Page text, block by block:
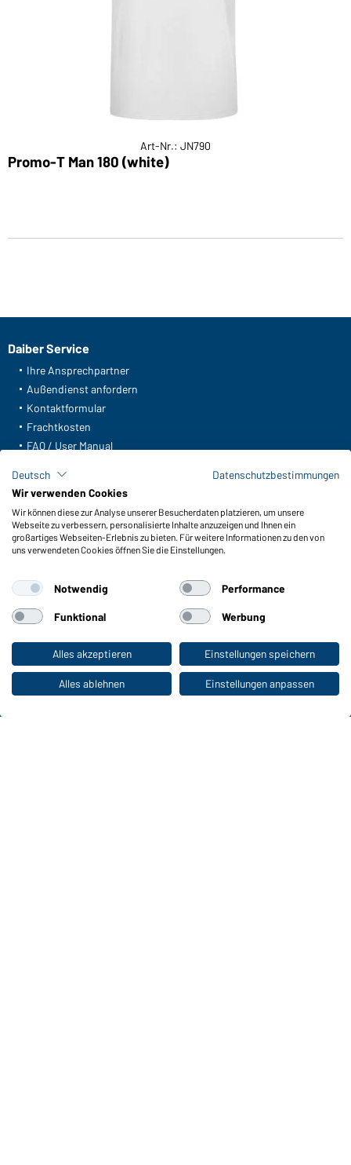
Zum Privatkunden-Shop
Art-Nr.: JN790
Promo-T Man 180 (white)
Daiber Service
Ihre Ansprechpartner
Außendienst anfordern
Kontaktformular
Frachtkosten
FAQ / User Manual
Meldeportal nach Hinweisgeberschutz
Funktionen & Pflege
Produkteigenschaften
Pflegehinweise
Farben
WORKWEAR COLLECTION
Die ideale Wahl für Professionals: Kollektionen
entdecken!
Deutsch
Datenschutzbestimmungen
Wir verwenden Cookies
Wir können diese zur Analyse unserer Besucherdaten platzieren, um unsere
Webseite zu verbessern, personalisierte Inhalte anzuzeigen und Ihnen ein
großartiges Webseiten-Erlebnis zu bieten. Für weitere Informationen zu den von
uns verwendeten Cookies öffnen Sie die Einstellungen.
Notwendig Performance
Funktional Werbung
Alles akzeptieren Einstellungen speichern
Alles ablehnen Einstellungen anpassen